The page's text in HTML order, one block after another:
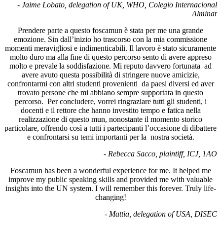
- Jaime Lobato, delegation of UK, WHO, Colegio Internacional
Alminar
Prendere parte a questo foscamun è stata per me una grande
emozione. Sin dall’inizio ho trascorso con la mia commissione
momenti meravigliosi e indimenticabili. Il lavoro è stato sicuramente
molto duro ma alla fine di questo percorso sento di avere appreso
molto e prevale la soddisfazione. Mi reputo davvero fortunata ad
avere avuto questa possibilità di stringere nuove amicizie,
confrontarmi con altri studenti provenienti da paesi diversi ed aver
trovato persone che mi abbiano sempre supportata in questo
percorso. Per concludere, vorrei ringraziare tutti gli studenti, i
docenti e il rettore che hanno investito tempo e fatica nella
realizzazione di questo mun, nonostante il momento storico
particolare, offrendo così a tutti i partecipanti l’occasione di dibattere
e confrontarsi su temi importanti per la nostra società.
- Rebecca Sacco, plaintiff, ICJ, 1AO
Foscamun has been a wonderful experience for me. It helped me
improve my public speaking skills and provided me with valuable
insights into the UN system. I will remember this forever. Truly life-
changing!
- Mattia, delegation of USA, DISEC